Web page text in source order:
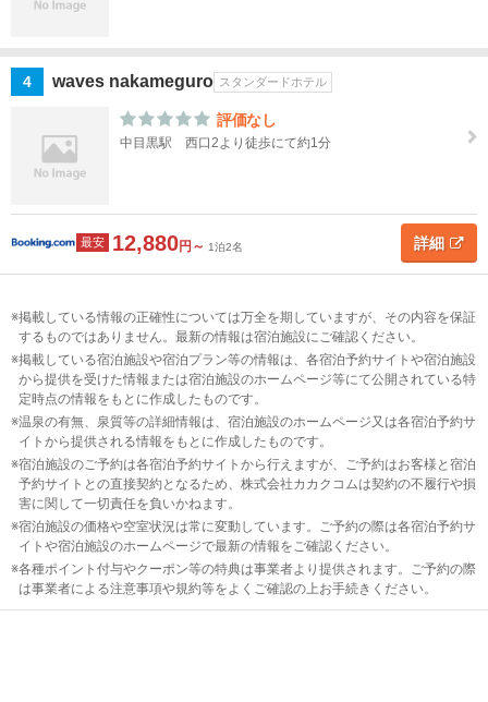
新
馬
谷
巣
鴨・
東京
タワ
ー・
川・
目黒
六本
木・
赤坂
4 waves nakameguro スタンダードホテル
評価なし
中目黒駅 西口2より徒歩にて約1分
最安 12,880円～ 1泊2名 詳細
掲載している情報の正確性については万全を期していますが、その内容を保証
するものではありません。最新の情報は宿泊施設にご確認ください。
掲載している宿泊施設や宿泊プラン等の情報は、各宿泊予約サイトや宿泊施設
から提供を受けた情報または宿泊施設のホームページ等にて公開されている特
定時点の情報をもとに作成したものです。
温泉の有無、泉質等の詳細情報は、宿泊施設のホームページ又は各宿泊予約サ
イトから提供される情報をもとに作成したものです。
宿泊施設のご予約は各宿泊予約サイトから行えますが、ご予約はお客様と宿泊
予約サイトとの直接契約となるため、株式会社カカクコムは契約の不履行や損
害に関して一切責任を負いかねます。
宿泊施設の価格や空室状況は常に変動しています。ご予約の際は各宿泊予約サ
イトや宿泊施設のホームページで最新の情報をご確認ください。
各種ポイント付与やクーポン等の特典は事業者より提供されます。ご予約の際
は事業者による注意事項や規約等をよくご確認の上お手続きください。